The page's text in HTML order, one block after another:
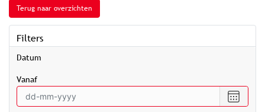
Terug naar overzichten
Filters
Datum
vanaf
een